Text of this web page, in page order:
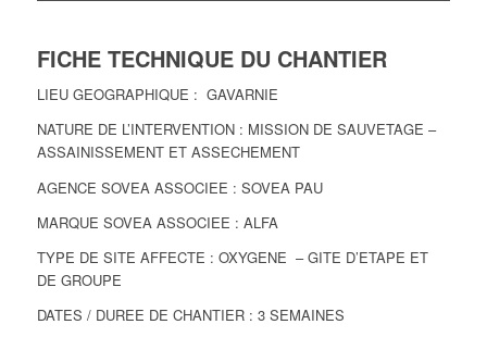
FICHE TECHNIQUE DU CHANTIER
LIEU GEOGRAPHIQUE : GAVARNIE
NATURE DE L’INTERVENTION : MISSION DE SAUVETAGE –
ASSAINISSEMENT ET ASSECHEMENT
AGENCE SOVEA ASSOCIEE : SOVEA PAU
MARQUE SOVEA ASSOCIEE : ALFA
TYPE DE SITE AFFECTE : OXYGENE – GITE D’ETAPE ET
DE GROUPE
DATES / DUREE DE CHANTIER : 3 SEMAINES